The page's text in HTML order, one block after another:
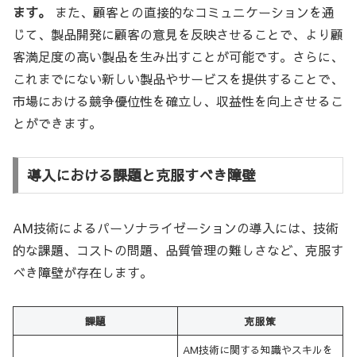
ます。
また、顧客との直接的なコミュニケーションを通
じて、製品開発に顧客の意見を反映させることで、より顧
客満足度の高い製品を生み出すことが可能です。さらに、
これまでにない新しい製品やサービスを提供することで、
市場における競争優位性を確立し、収益性を向上させるこ
とができます。
導入における課題と克服すべき障壁
AM技術によるパーソナライゼーションの導入には、技術
的な課題、コストの問題、品質管理の難しさなど、克服す
べき障壁が存在します。
課題 克服策
AM技術に関する知識やスキルを